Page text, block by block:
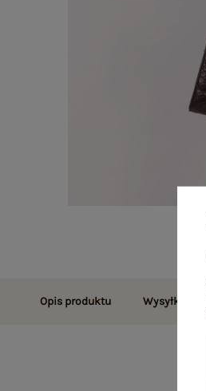
Opis produktu Wysyłka i